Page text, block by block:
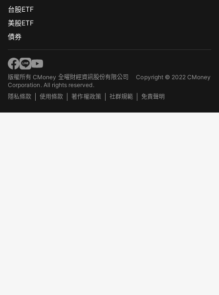
台股ETF
美股ETF
債券
版權所有 CMoney 全曜財經資訊股份有限公司Copyright © 2022 CMoney
Corporation. All rights reserved.
隱私條款
使用條款 著作權政策 社群規範 免責聲明